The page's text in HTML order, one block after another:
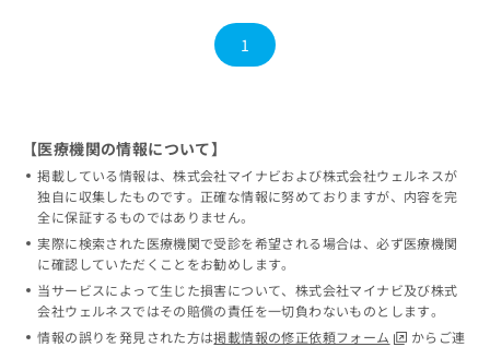
1
【医療機関の情報について】
掲載している情報は、株式会社マイナビおよび株式会社ウェルネスが
独自に収集したものです。正確な情報に努めておりますが、内容を完
全に保証するものではありません。
実際に検索された医療機関で受診を希望される場合は、必ず医療機関
に確認していただくことをお勧めします。
当サービスによって生じた損害について、株式会社マイナビ及び株式
会社ウェルネスではその賠償の責任を一切負わないものとします。
情報の誤りを発見された方は掲載情報の修正依頼フォーム
からご連